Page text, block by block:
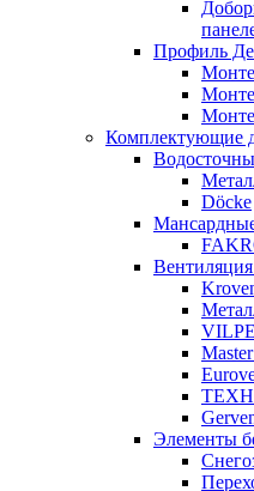
Профиль
Комплектующие
Döcke
VILPE
Элементы